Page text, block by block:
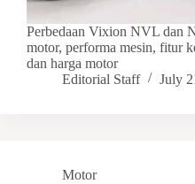
Perbedaan Vixion NVL dan
motor, performa mesin, fitur
dan harga motor
Editorial Staff
July
Motor